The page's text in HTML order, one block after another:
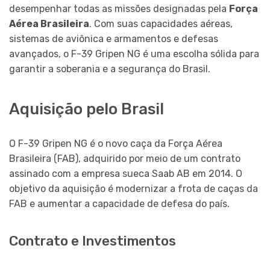
desempenhar todas as missões designadas pela Força
Aérea Brasileira. Com suas capacidades aéreas,
sistemas de aviônica e armamentos e defesas
avançados, o F-39 Gripen NG é uma escolha sólida para
garantir a soberania e a segurança do Brasil.
Aquisição pelo Brasil
O F-39 Gripen NG é o novo caça da Força Aérea
Brasileira (FAB), adquirido por meio de um contrato
assinado com a empresa sueca Saab AB em 2014. O
objetivo da aquisição é modernizar a frota de caças da
FAB e aumentar a capacidade de defesa do país.
Contrato e Investimentos